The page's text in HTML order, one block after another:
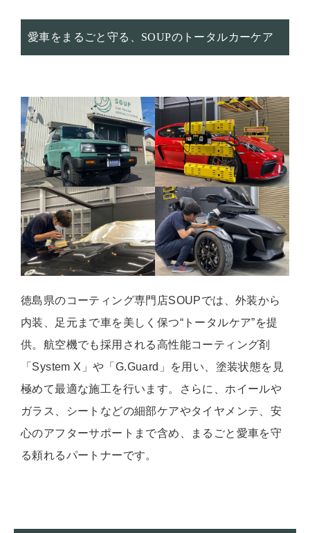
愛車をまるごと守る、SOUPのトータルカーケア
徳島県のコーティング専門店SOUPでは、外装から
内装、足元まで車を美しく保つ“トータルケア”を提
供。航空機でも採用される高性能コーティング剤
「System X」や「G.Guard」を用い、塗装状態を見
極めて最適な施工を行います。さらに、ホイールや
ガラス、シートなどの細部ケアやタイヤメンテ、安
心のアフターサポートまで含め、まるごと愛車を守
る頼れるパートナーです。